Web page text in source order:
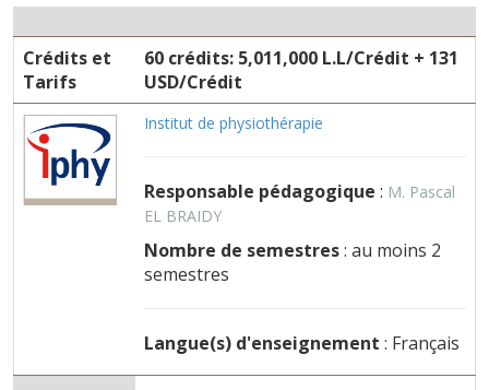
Crédits et
Tarifs
60 crédits: 5,011,000 L.L/Crédit + 131
USD/Crédit
Institut de physiothérapie
Responsable pédagogique : M. Pascal
EL BRAIDY
Nombre de semestres: au moins 2
semestres
Langue(s) d'enseignement : Français